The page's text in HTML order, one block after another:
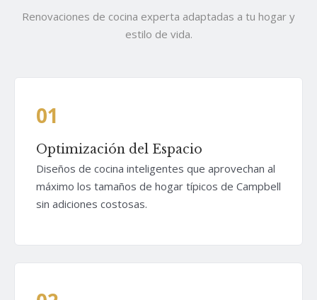
Renovaciones de cocina experta adaptadas a tu hogar y
estilo de vida.
01
Optimización del Espacio
Diseños de cocina inteligentes que aprovechan al
máximo los tamaños de hogar típicos de Campbell
sin adiciones costosas.